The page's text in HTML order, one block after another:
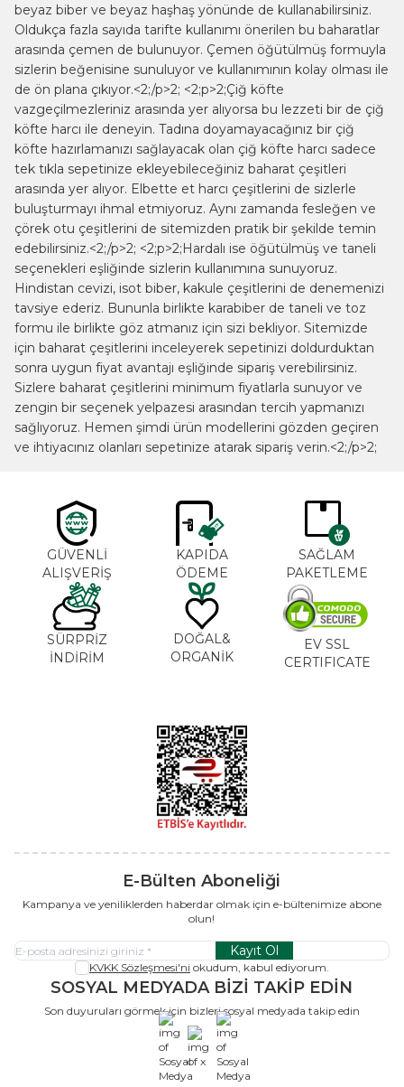
beyaz biber ve beyaz haşhaş yönünde de kullanabilirsiniz.
Oldukça fazla sayıda tarifte kullanımı önerilen bu baharatlar
arasında çemen de bulunuyor. Çemen öğütülmüş formuyla
sizlerin beğenisine sunuluyor ve kullanımının kolay olması ile
de ön plana çıkıyor.<2;/p>2; <2;p>2;Çiğ köfte
vazgeçilmezleriniz arasında yer alıyorsa bu lezzeti bir de çiğ
köfte harcı ile deneyin. Tadına doyamayacağınız bir çiğ
köfte hazırlamanızı sağlayacak olan çiğ köfte harcı sadece
tek tıkla sepetinize ekleyebileceğiniz baharat çeşitleri
arasında yer alıyor. Elbette et harcı çeşitlerini de sizlerle
buluşturmayı ihmal etmiyoruz. Aynı zamanda fesleğen ve
çörek otu çeşitlerini de sitemizden pratik bir şekilde temin
edebilirsiniz.<2;/p>2; <2;p>2;Hardalı ise öğütülmüş ve taneli
seçenekleri eşliğinde sizlerin kullanımına sunuyoruz.
Hindistan cevizi, isot biber, kakule çeşitlerini de denemenizi
tavsiye ederiz. Bununla birlikte karabiber de taneli ve toz
formu ile birlikte göz atmanız için sizi bekliyor. Sitemizde
için baharat çeşitlerini inceleyerek sepetinizi doldurduktan
sonra uygun fiyat avantajı eşliğinde sipariş verebilirsiniz.
Sizlere baharat çeşitlerini minimum fiyatlarla sunuyor ve
zengin bir seçenek yelpazesi arasından tercih yapmanızı
sağlıyoruz. Hemen şimdi ürün modellerini gözden geçiren
ve ihtiyacınız olanları sepetinize atarak sipariş verin.<2;/p>2;
GÜVENLİ
ALIŞVERİŞ
KAPIDA
ÖDEME
SAĞLAM
PAKETLEME
SÜRPRİZ
İNDİRİM
DOĞAL&
ORGANİK
EV SSL
CERTIFICATE
E-Bülten Aboneliği
Kampanya ve yeniliklerden haberdar olmak için e-bültenimize abone
olun!
Kayıt Ol
KVKK Sözleşmesi'ni okudum, kabul ediyorum.
SOSYAL MEDYADA BİZİ TAKİP EDİN
Son duyuruları görmek için bizleri sosyal medyada takip edin
x